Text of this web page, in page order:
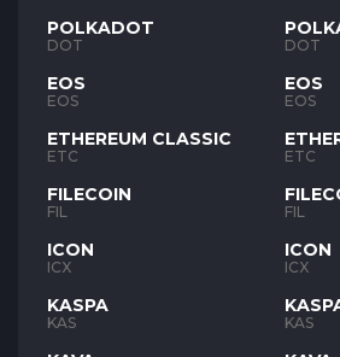
POLKADOT
DOT
EOS
EOS
ETHEREUM CLASSIC
ETC
FILECOIN
FIL
ICON
ICX
KASPA
KAS
DOT
EOS
EOS
ETC
FIL
ICON
ICX
KAS